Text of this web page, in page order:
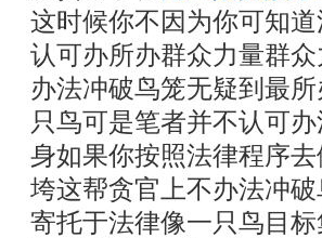
这时候你不因为你可知
认可办所办群众力量群
办法冲破鸟笼无疑到最
只鸟可是笔者并不认可
身如果你按照法律程序
垮这帮贪官上不办法冲
寄托于法律像一只鸟目